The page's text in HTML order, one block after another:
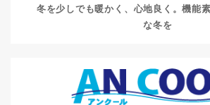
冬を少しでも暖かく、心地良く。機能
な冬を